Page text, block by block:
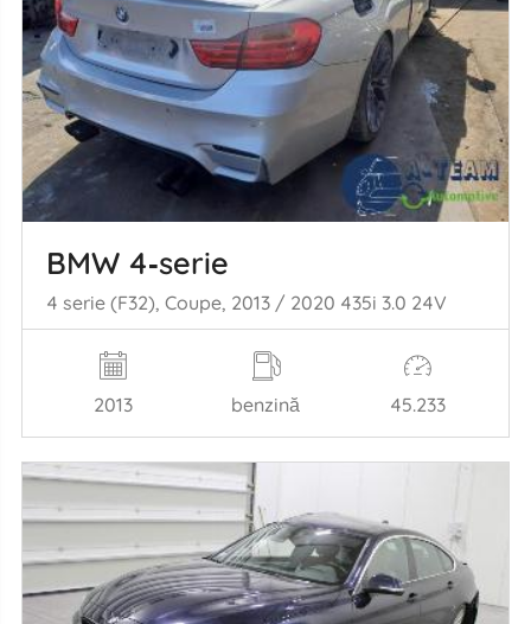
BMW 4‑serie
4 serie (F32), Coupe, 2013 / 2020 435i 3.0 24V
2013 benzină 45.233